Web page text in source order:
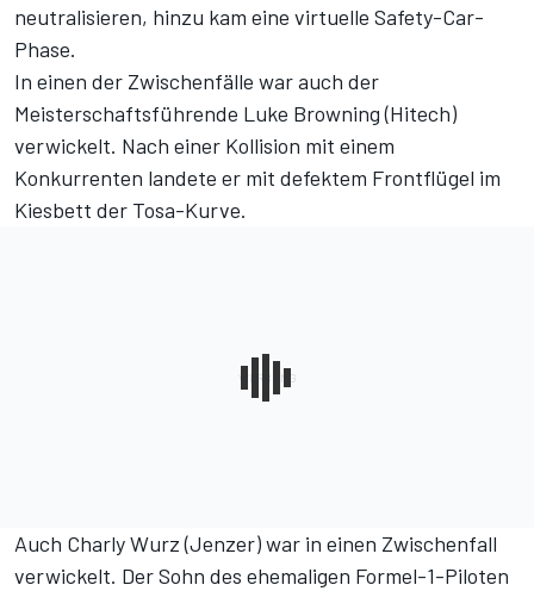
neutralisieren, hinzu kam eine virtuelle Safety-Car-
Phase.
In einen der Zwischenfälle war auch der
Meisterschaftsführende Luke Browning (Hitech)
verwickelt. Nach einer Kollision mit einem
Konkurrenten landete er mit defektem Frontflügel im
Kiesbett der Tosa-Kurve.
Auch Charly Wurz (Jenzer) war in einen Zwischenfall
verwickelt. Der Sohn des ehemaligen Formel-1-Piloten